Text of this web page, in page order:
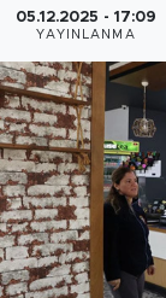
05.12.2025 - 17:09
YAYINLANMA